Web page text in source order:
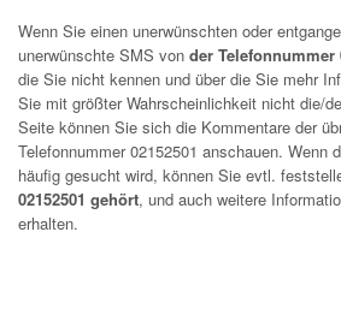
Wenn Sie einen unerwünschten oder
unerwünschte SMS von der Telefonnummer
die Sie nicht kennen und über die Sie mehr
Sie mit größter Wahrscheinlichkeit nicht die/
Seite können Sie sich die Kommentare der
Telefonnummer02152501 anschauen. Wenn
häufig gesucht wird, können Sie evtl.
02152501 gehört, und auch weitere
erhalten.